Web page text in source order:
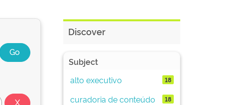
Discover
Subject
alto executivo
18
curadoria de conteúdo 18